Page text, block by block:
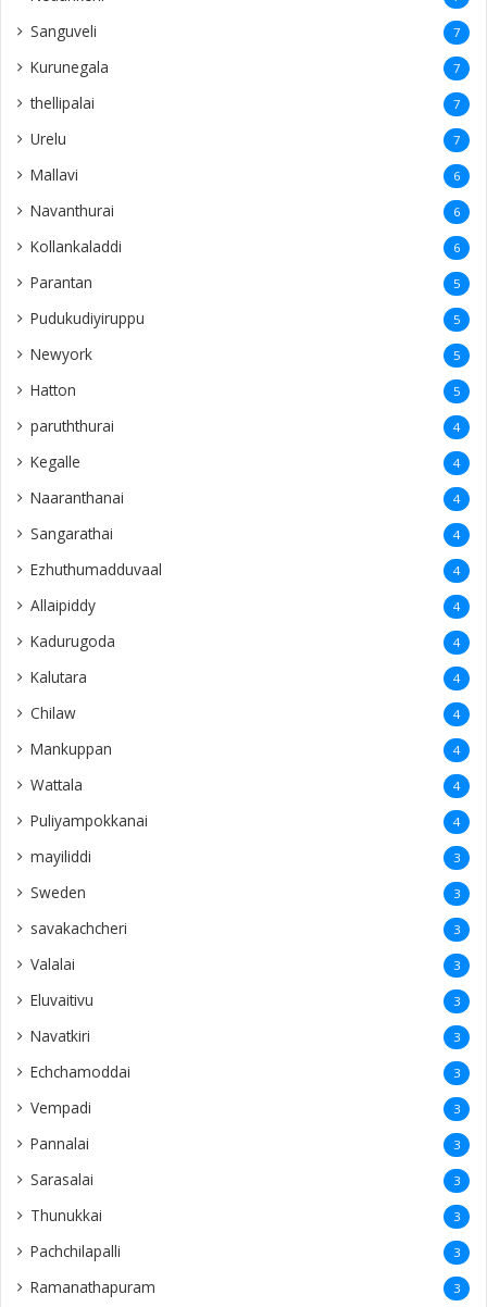
Sanguveli 7
Kurunegala 7
thellipalai 7
Urelu 7
Mallavi 6
Navanthurai 6
Kollankaladdi 6
Parantan 5
Pudukudiyiruppu 5
Newyork 5
Hatton 5
paruththurai 4
Kegalle 4
Naaranthanai 4
Sangarathai 4
Ezhuthumadduvaal 4
Allaipiddy 4
Kadurugoda 4
Kalutara 4
Chilaw 4
Mankuppan 4
Wattala 4
Puliyampokkanai 4
mayiliddi 3
Sweden 3
savakachcheri 3
Valalai 3
Eluvaitivu 3
Navatkiri 3
Echchamoddai 3
Vempadi 3
Pannalai 3
Sarasalai 3
Thunukkai 3
Pachchilapalli 3
Ramanathapuram 3